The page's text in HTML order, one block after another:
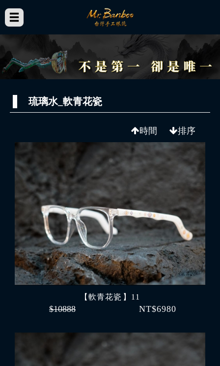
琉璃水_軟青花瓷
時間 排序
【軟青花瓷 】11
$10888 NT$6980